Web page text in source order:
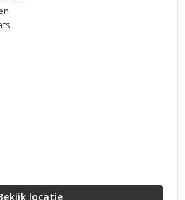
locatie